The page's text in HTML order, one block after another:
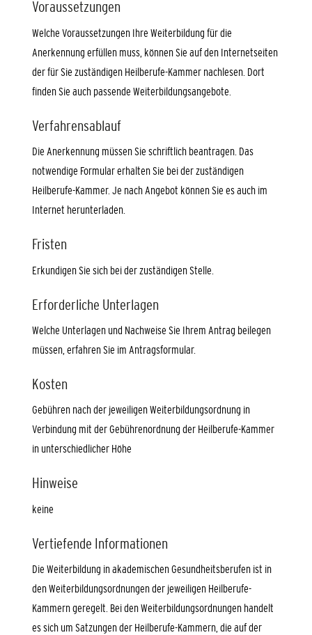
Voraussetzungen
Welche Voraussetzungen Ihre Weiterbildung für die
Anerkennung erfüllen muss, können Sie auf den Internetseiten
der für Sie zuständigen Heilberufe-Kammer nachlesen. Dort
finden Sie auch passende Weiterbildungsangebote.
Verfahrensablauf
Die Anerkennung müssen Sie schriftlich beantragen. Das
notwendige Formular erhalten Sie bei der zuständigen
Heilberufe-Kammer. Je nach Angebot können Sie es auch im
Internet herunterladen.
Fristen
Erkundigen Sie sich bei der zuständigen Stelle.
Erforderliche Unterlagen
Welche Unterlagen und Nachweise Sie Ihrem Antrag beilegen
müssen, erfahren Sie im Antragsformular.
Kosten
Gebühren nach der jeweiligen Weiterbildungsordnung in
Verbindung mit der Gebührenordnung der Heilberufe-Kammer
in unterschiedlicher Höhe
Hinweise
keine
Vertiefende Informationen
Die Weiterbildung in akademischen Gesundheitsberufen ist in
den Weiterbildungsordnungen der jeweiligen Heilberufe-
Kammern geregelt. Bei den Weiterbildungsordnungen handelt
es sich um Satzungen der Heilberufe-Kammern, die auf der